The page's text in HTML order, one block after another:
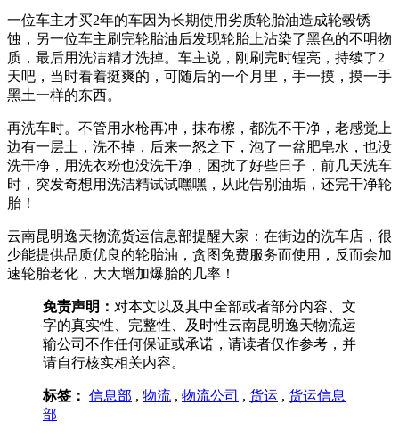
一位车主才买2年的车因为长期使用劣质轮胎油造成轮毂锈
蚀，另一位车主刷完轮胎油后发现轮胎上沾染了黑色的不明物
质，最后用洗洁精才洗掉。车主说，刚刷完时锃亮，持续了2
天吧，当时看着挺爽的，可随后的一个月里，手一摸，摸一手
黑土一样的东西。
再洗车时。不管用水枪再冲，抹布檫，都洗不干净，老感觉上
边有一层土，洗不掉，后来一怒之下，泡了一盆肥皂水，也没
洗干净，用洗衣粉也没洗干净，困扰了好些日子，前几天洗车
时，突发奇想用洗洁精试试嘿嘿，从此告别油垢，还完干净轮
胎！
云南昆明逸天物流货运信息部提醒大家：在街边的洗车店，很
少能提供品质优良的轮胎油，贪图免费服务而使用，反而会加
速轮胎老化，大大增加爆胎的几率！
免责声明： 对本文以及其中全部或者部分内容、文
字的真实性、完整性、及时性云南昆明逸天物流运
输公司不作任何保证或承诺，请读者仅作参考，并
请自行核实相关内容。
标签： 信息部 , 物流 , 物流公司 , 货运 , 货运信息
部